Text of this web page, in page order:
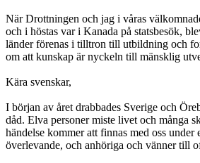
När Drottningen och jag i våras
och i höstas var i Kanada på statsbesök,
länder förenas i tilltron till utbildning och
om att kunskap är nyckeln till mänsklig
Kära svenskar,
I början av året drabbades Sverige och
dåd. Elva personer miste livet och många
händelse kommer att finnas med oss
överlevande, och anhöriga och vänner till